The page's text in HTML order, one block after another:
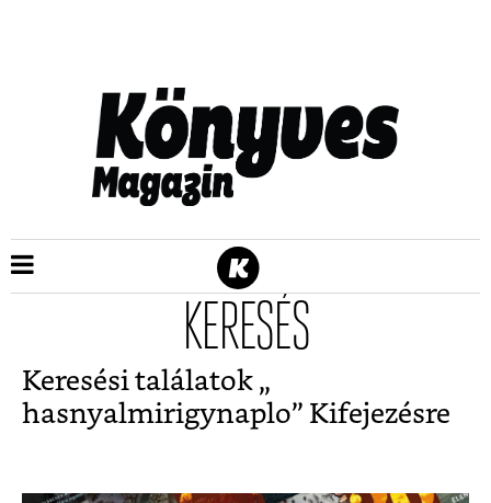
KERESÉS
Keresési találatok „
hasnyalmirigynaplo” Kifejezésre